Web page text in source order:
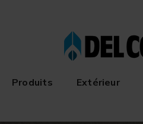
Produits Extérieur